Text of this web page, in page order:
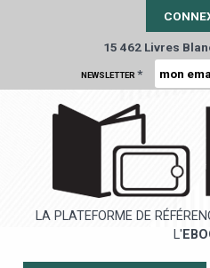
15 462 Livres
NEWSLETTER *
LA PLATEFORME DE
L'